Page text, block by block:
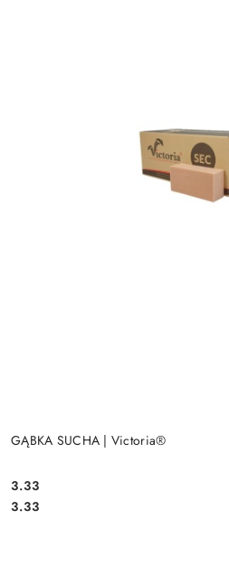
GĄBKA SUCHA | Victoria®
Cena:
3.33
Cena:
3.33